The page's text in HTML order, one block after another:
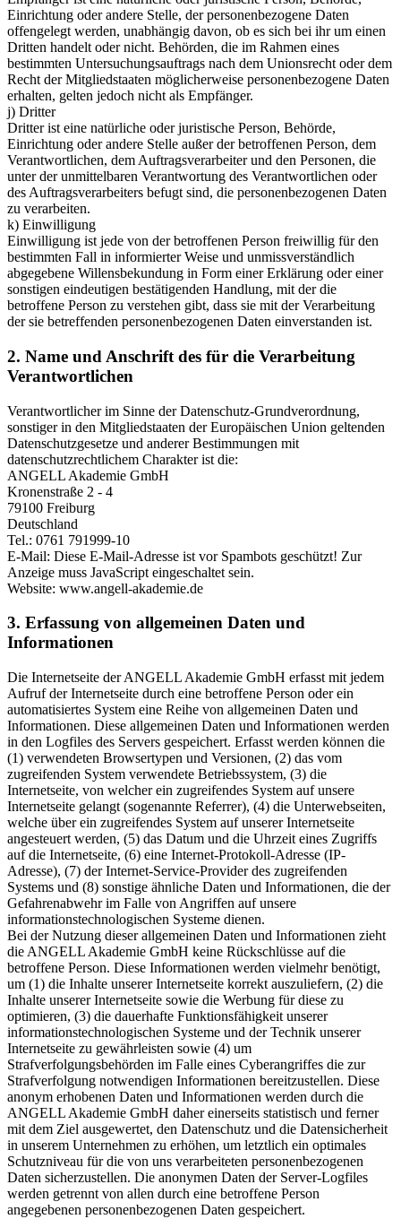
Einrichtung oder andere Stelle, der personenbezogene Daten
offengelegt werden, unabhängig davon, ob es sich bei ihr um einen
Dritten handelt oder nicht. Behörden, die im Rahmen eines
bestimmten Untersuchungsauftrags nach dem Unionsrecht oder dem
Recht der Mitgliedstaaten möglicherweise personenbezogene Daten
erhalten, gelten jedoch nicht als Empfänger.
j) Dritter
Dritter ist eine natürliche oder juristische Person, Behörde,
Einrichtung oder andere Stelle außer der betroffenen Person, dem
Verantwortlichen, dem Auftragsverarbeiter und den Personen, die
unter der unmittelbaren Verantwortung des Verantwortlichen oder
des Auftragsverarbeiters befugt sind, die personenbezogenen Daten
zu verarbeiten.
k) Einwilligung
Einwilligung ist jede von der betroffenen Person freiwillig für den
bestimmten Fall in informierter Weise und unmissverständlich
abgegebene Willensbekundung in Form einer Erklärung oder einer
sonstigen eindeutigen bestätigenden Handlung, mit der die
betroffene Person zu verstehen gibt, dass sie mit der Verarbeitung
der sie betreffenden personenbezogenen Daten einverstanden ist.
2. Name und Anschrift des für die Verarbeitung
Verantwortlichen
Verantwortlicher im Sinne der Datenschutz-Grundverordnung,
sonstiger in den Mitgliedstaaten der Europäischen Union geltenden
Datenschutzgesetze und anderer Bestimmungen mit
datenschutzrechtlichem Charakter ist die:
ANGELL Akademie GmbH
Kronenstraße 2 - 4
79100 Freiburg
Deutschland
Tel.: 0761 791999-10
E-Mail: Diese E-Mail-Adresse ist vor Spambots geschützt! Zur
Anzeige muss JavaScript eingeschaltet sein.
Website: www.angell-akademie.de
3. Erfassung von allgemeinen Daten und
Informationen
Die Internetseite der ANGELL Akademie GmbH erfasst mit jedem
Aufruf der Internetseite durch eine betroffene Person oder ein
automatisiertes System eine Reihe von allgemeinen Daten und
Informationen. Diese allgemeinen Daten und Informationen werden
in den Logfiles des Servers gespeichert. Erfasst werden können die
(1) verwendeten Browsertypen und Versionen, (2) das vom
zugreifenden System verwendete Betriebssystem, (3) die
Internetseite, von welcher ein zugreifendes System auf unsere
Internetseite gelangt (sogenannte Referrer), (4) die Unterwebseiten,
welche über ein zugreifendes System auf unserer Internetseite
angesteuert werden, (5) das Datum und die Uhrzeit eines Zugriffs
auf die Internetseite, (6) eine Internet-Protokoll-Adresse (IP-
Adresse), (7) der Internet-Service-Provider des zugreifenden
Systems und (8) sonstige ähnliche Daten und Informationen, die der
Gefahrenabwehr im Falle von Angriffen auf unsere
informationstechnologischen Systeme dienen.
Bei der Nutzung dieser allgemeinen Daten und Informationen zieht
die ANGELL Akademie GmbH keine Rückschlüsse auf die
betroffene Person. Diese Informationen werden vielmehr benötigt,
um (1) die Inhalte unserer Internetseite korrekt auszuliefern, (2) die
Inhalte unserer Internetseite sowie die Werbung für diese zu
optimieren, (3) die dauerhafte Funktionsfähigkeit unserer
informationstechnologischen Systeme und der Technik unserer
Internetseite zu gewährleisten sowie (4) um
Strafverfolgungsbehörden im Falle eines Cyberangriffes die zur
Strafverfolgung notwendigen Informationen bereitzustellen. Diese
anonym erhobenen Daten und Informationen werden durch die
ANGELL Akademie GmbH daher einerseits statistisch und ferner
mit dem Ziel ausgewertet, den Datenschutz und die Datensicherheit
in unserem Unternehmen zu erhöhen, um letztlich ein optimales
Schutzniveau für die von uns verarbeiteten personenbezogenen
Daten sicherzustellen. Die anonymen Daten der Server-Logfiles
werden getrennt von allen durch eine betroffene Person
angegebenen personenbezogenen Daten gespeichert.